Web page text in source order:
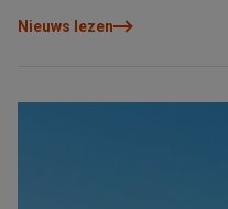
rusten en de dag beter te
klimaat, de voorzieningen en
Nieuws lezen